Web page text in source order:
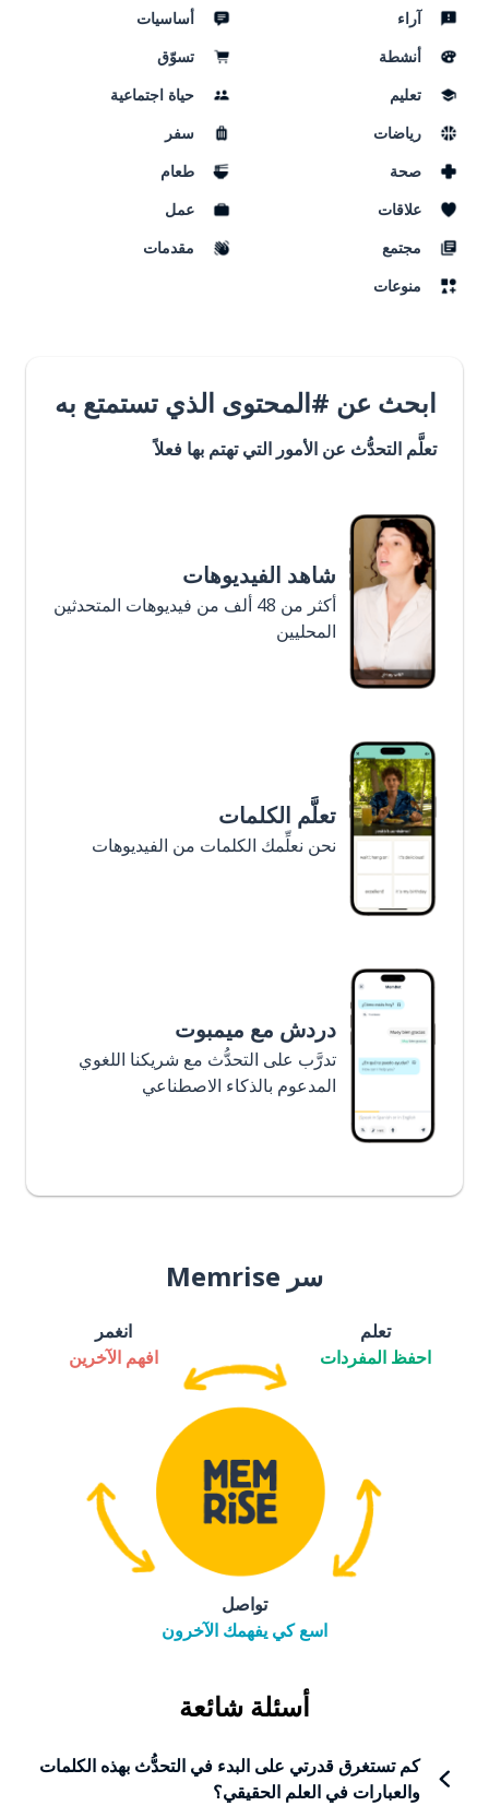
أساسيات
تسوّق
حياة اجتماعية
سفر
طعام
عمل
مقدمات
الذي تستمتع به
تهتم بها فعلاً
أكثر من 48 ألف من فيديوهات المتحدثين
من الفيديوهات
ميمبوت
مع شريكنا اللغوي
انغمر
افهم الآخرين
في التحدُّث بهذه الكلمات